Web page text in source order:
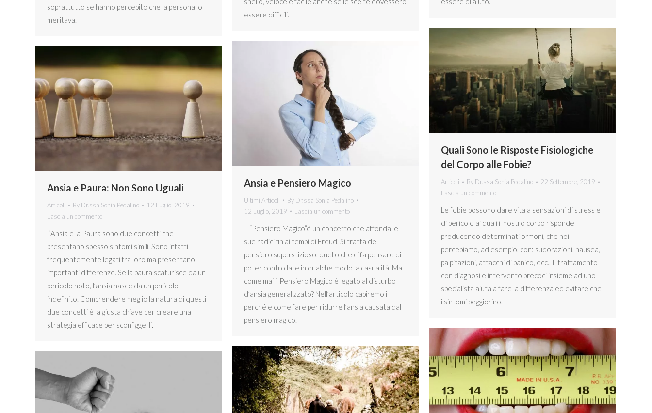
soprattutto se hanno percepito che la persona lo
meritava.
essere difficili.
Quali Sono le Risposte Fisiologiche
del Corpo alle Fobie?
Articoli By Dr.ssa Sonia Pedalino
22 Settembre, 2019
Lascia un commento
Le fobie possono dare vita a sensazioni di stress e
di pericolo ai quali il nostro corpo risponde
producendo determinati ormoni, che noi
percepiamo, ad esempio, con: sudorazioni, nausea,
palpitazioni, attacchi di panico, ecc.. Il trattamento
con diagnosi e intervento precoci insieme ad uno
specialista aiuta a fare la differenza ed evitare che
i sintomi peggiorino.
Ansia e Pensiero Magico
Ultimi Articoli By Dr.ssa Sonia Pedalino
12 Luglio, 2019
Lascia un commento
Il “Pensiero Magico”è un concetto che affonda le
sue radici fin ai tempi di Freud. Si tratta del
pensiero superstizioso, quello che ci fa pensare di
poter controllare in qualche modo la casualità. Ma
come mai il Pensiero Magico è legato al disturbo
d’ansia generalizzato? Nell’articolo capiremo il
perché e come fare per ridurre l’ansia causata dal
pensiero magico.
Ansia e Paura: Non Sono Uguali
Articoli By Dr.ssa Sonia Pedalino
12 Luglio, 2019
Lascia un commento
L’Ansia e la Paura sono due concetti che
presentano spesso sintomi simili. Sono infatti
frequentemente legati fra loro ma presentano
importanti differenze. Se la paura scaturisce da un
pericolo noto, l’ansia nasce da un pericolo
indefinito. Comprendere meglio la natura di questi
due concetti è la giusta chiave per creare una
strategia efficace per sconfiggerli.